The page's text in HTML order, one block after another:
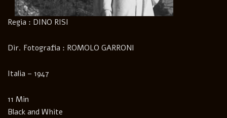
Regia : DINO RISI
Dir. Fotografia : ROMOLO GARRONI
Italia – 1947
11 Min
Black and White